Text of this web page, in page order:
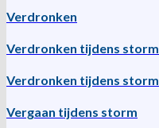
Verdronken
Verdronken tijdens storm
Verdronken tijdens storm
Vergaan tijdens storm